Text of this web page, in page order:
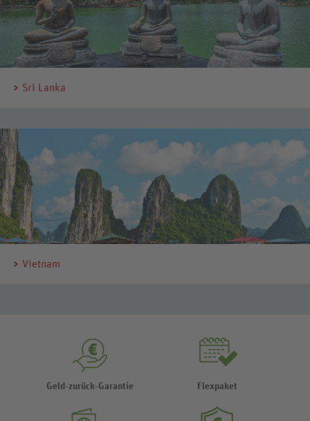
Sri Lanka
Vietnam
Geld-zurück-Garantie Flexpaket